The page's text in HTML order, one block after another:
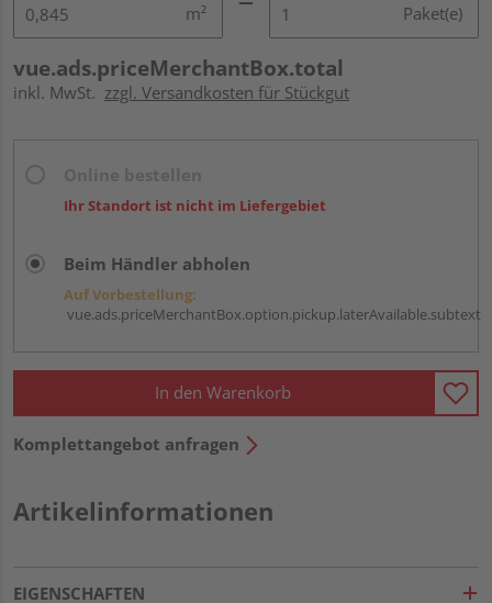
m² Paket(e)
vue.ads.priceMerchantBox.total
inkl. MwSt. zzgl. Versandkosten für Stückgut
Ihr Standort ist nicht im Liefergebiet
Beim Händler abholen
Auf Vorbestellung:
vue.ads.priceMerchantBox.option.pickup.laterAvailable.subtext
In den Warenkorb
Komplettangebot anfragen
Artikelinformationen
EIGENSCHAFTEN